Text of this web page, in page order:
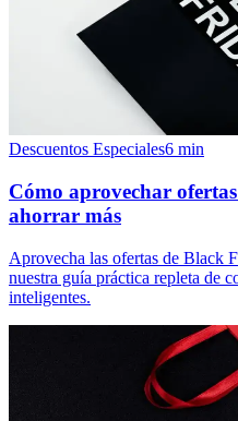
Descuentos Especiales6 min
Cómo aprovechar
ahorrar más
Aprovecha las ofertas de Black
nuestra guía práctica repleta de
inteligentes.